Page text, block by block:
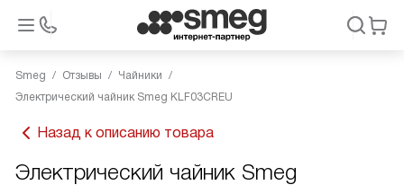
Smeg Отзывы
Чайники
Электрический чайник Smeg KLF03CREU
Назад к описанию товара
Электрический чайник Smeg